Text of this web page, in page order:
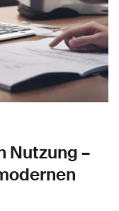
Nutzung –